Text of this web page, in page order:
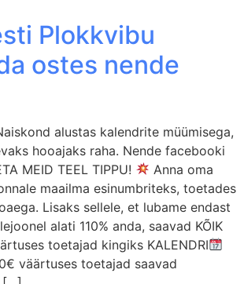
Plokkvibu
ostes nende
alustas kalendrite müümisega,
hooajaks raha. Nende facebooki
MEID TEEL TIPPU!
Anna oma
maailma esinumbriteks, toetades
Lisaks sellele, et lubame endast
alati 110% anda, saavad KÕIK
toetajad kingiks KALENDRI
väärtuses toetajad saavad